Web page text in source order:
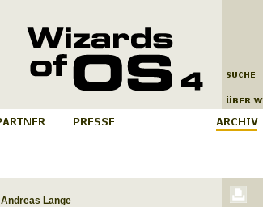
Andreas Lange